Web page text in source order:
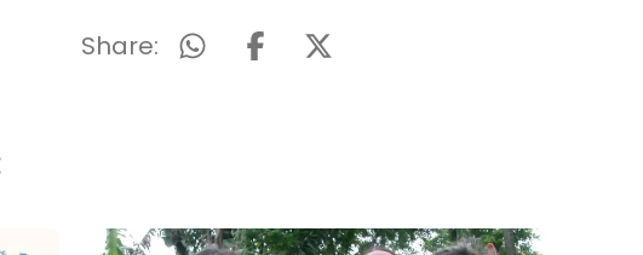
Share: